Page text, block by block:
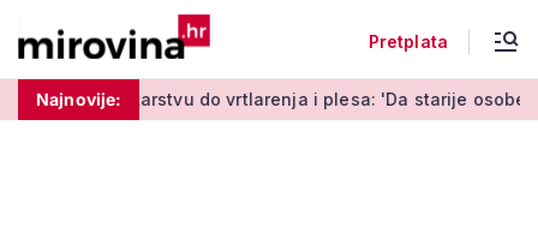
Pretplata
Najnovije:
do vrtlarenja i plesa: 'Da starije osobe ne ostavimo